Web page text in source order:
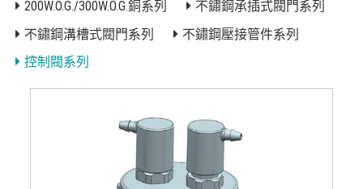
200W.O.G./300W.O.G.銅系列
不鏽鋼承插式閥門系列
不鏽鋼溝槽式閥門系列
不鏽鋼壓接管件系列
控制閥系列